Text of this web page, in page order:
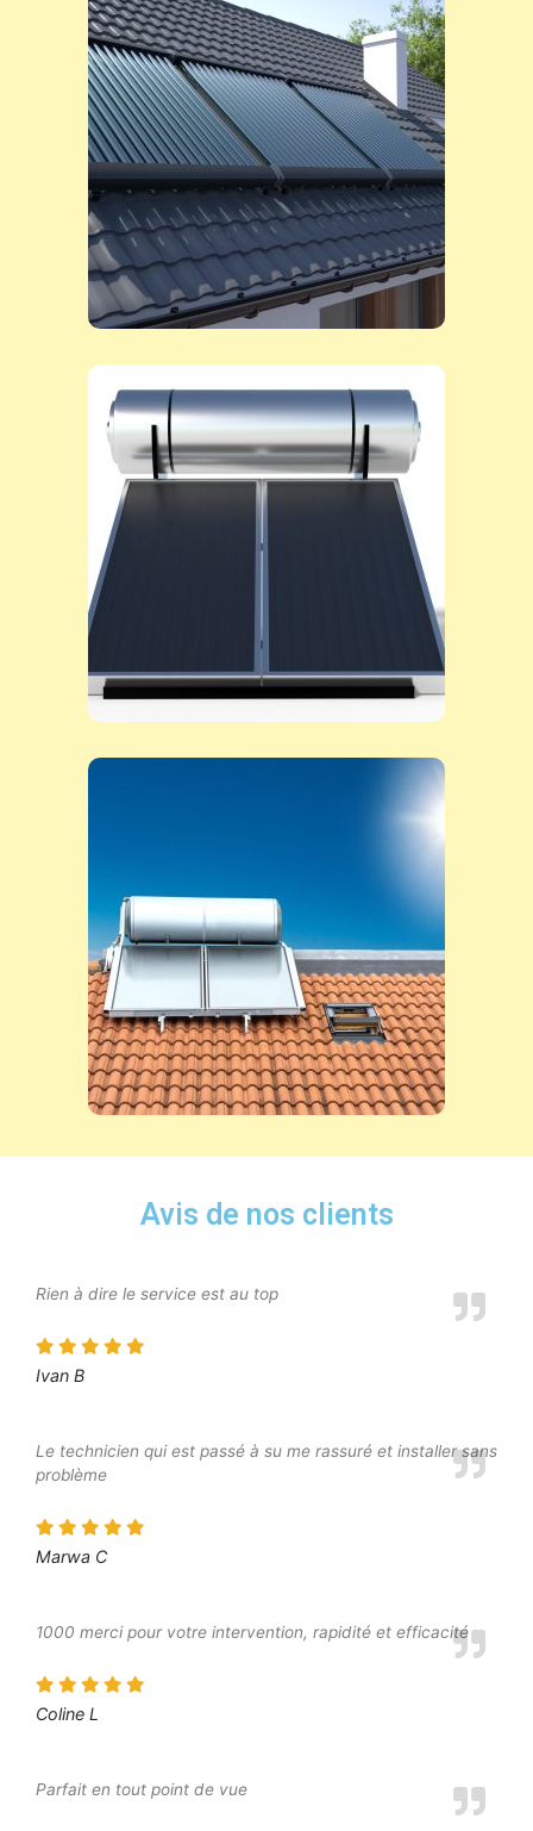
Avis de nos clients
Rien à dire le service est au top
Ivan B
Le technicien qui est passé à su me rassuré et installer sans
problème
Marwa C
1000 merci pour votre intervention, rapidité et efficacité
Coline L
Parfait en tout point de vue